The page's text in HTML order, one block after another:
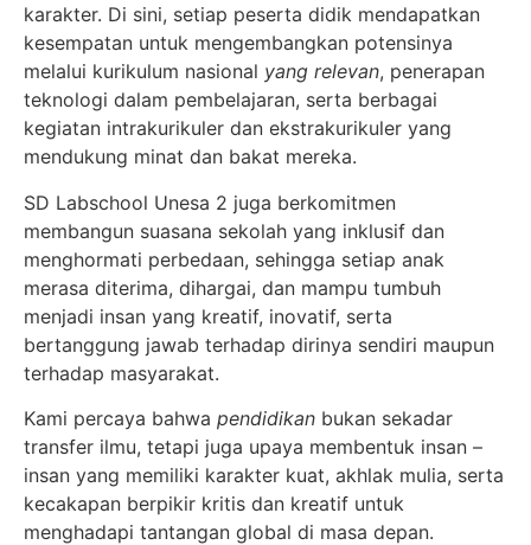
karakter. Di sini, setiap peserta didik mendapatkan
kesempatan untuk mengembangkan potensinya
melalui kurikulum nasional yang relevan, penerapan
teknologi dalam pembelajaran, serta berbagai
kegiatan intrakurikuler dan ekstrakurikuler yang
mendukung minat dan bakat mereka.
SD Labschool Unesa 2 juga berkomitmen
membangun suasana sekolah yang inklusif dan
menghormati perbedaan, sehingga setiap anak
merasa diterima, dihargai, dan mampu tumbuh
menjadi insan yang kreatif, inovatif, serta
bertanggung jawab terhadap dirinya sendiri maupun
terhadap masyarakat.
Kami percaya bahwa pendidikan bukan sekadar
transfer ilmu, tetapi juga upaya membentuk insan –
insan yang memiliki karakter kuat, akhlak mulia, serta
kecakapan berpikir kritis dan kreatif untuk
menghadapi tantangan global di masa depan.